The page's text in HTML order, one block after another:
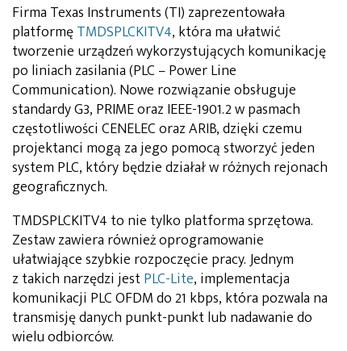
Firma Texas Instruments (TI) zaprezentowała
platformęTMDSPLCKITV4, która ma ułatwić
tworzenie urządzeń wykorzystujących komunikację
po liniach zasilania (PLC – Power Line
Communication). Nowe rozwiązanie obsługuje
standardy G3, PRIME oraz IEEE-1901.2 w pasmach
częstotliwości CENELEC oraz ARIB, dzięki czemu
projektanci mogą za jego pomocą stworzyć jeden
system PLC, który będzie działał w różnych rejonach
geograficznych.
TMDSPLCKITV4 to nie tylko platforma sprzętowa.
Zestaw zawiera również oprogramowanie
ułatwiające szybkie rozpoczęcie pracy. Jednym
z takich narzędzi jestPLC-Lite, implementacja
komunikacji PLC OFDM do 21 kbps, która pozwala na
transmisję danych punkt-punkt lub nadawanie do
wielu odbiorców.